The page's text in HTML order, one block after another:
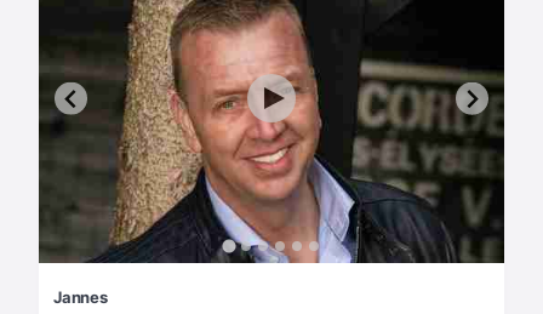
Jannes